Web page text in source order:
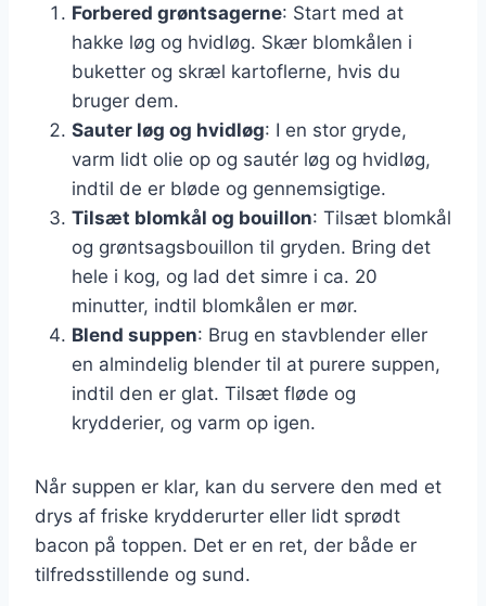
Forbered grøntsagerne: Start med at
hakke løg og hvidløg. Skær blomkålen i
buketter og skræl kartoflerne, hvis du
bruger dem.
Sauter løg og hvidløg: I en stor gryde,
varm lidt olie op og sautér løg og hvidløg,
indtil de er bløde og gennemsigtige.
Tilsæt blomkål og bouillon: Tilsæt blomkål
og grøntsagsbouillon til gryden. Bring det
hele i kog, og lad det simre i ca. 20
minutter, indtil blomkålen er mør.
Blend suppen: Brug en stavblender eller
en almindelig blender til at purere suppen,
indtil den er glat. Tilsæt fløde og
krydderier, og varm op igen.
Når suppen er klar, kan du servere den med et
drys af friske krydderurter eller lidt sprødt
bacon på toppen. Det er en ret, der både er
tilfredsstillende og sund.